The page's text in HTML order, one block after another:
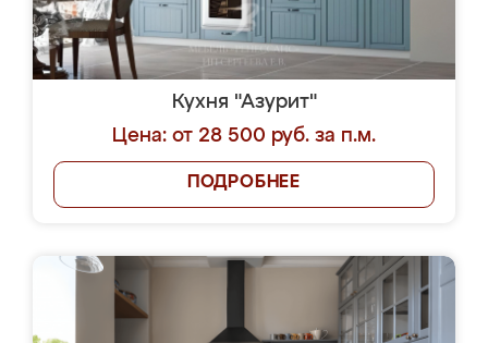
Кухня "Азурит"
Цена: от 28 500 руб. за п.м.
ПОДРОБНЕЕ